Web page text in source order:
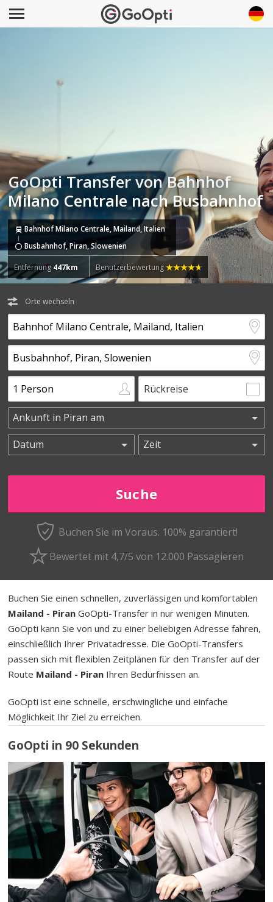
GoOpti Transfer von Bahnhof
Milano Centrale nach Busbahnhof
Bahnhof Milano Centrale, Mailand, Italien
Busbahnhof, Piran, Slowenien
Entfernung 447km Benutzerbewertung
Orte wechseln
Rückreise
Buchen Sie im Voraus. 100% garantiert!
Bewertet mit 4,7/5 von 12.000 Passagieren
Buchen Sie einen schnellen, zuverlässigen und komfortablen
Mailand - Piran GoOpti-Transfer in nur wenigen Minuten.
GoOpti kann Sie von und zu einer beliebigen Adresse fahren,
einschließlich Ihrer Privatadresse. Die GoOpti-Transfers
passen sich mit flexiblen Zeitplänen für den Transfer auf der
Route Mailand - Piran Ihren Bedürfnissen an.
GoOpti ist eine schnelle, erschwingliche und einfache
Möglichkeit Ihr Ziel zu erreichen.
GoOpti in 90 Sekunden